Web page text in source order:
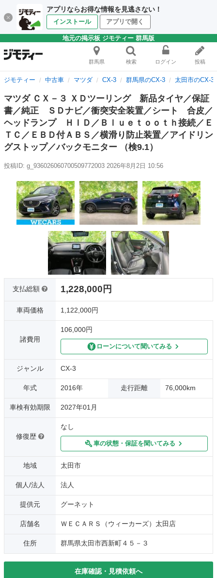
アプリならお得な情報を見逃さない！
インストール アプリで開く
地元の掲示板 ジモティー 群馬版
群馬県 検索 ログイン 投稿
ジモティー 中古車 マツダ CX-3 群馬県のCX-3 太田市のCX-3
マツダ ＣＸ－３ ＸＤツーリング 新品タイヤ／保証
書／純正 ＳＤナビ／衝突安全装置／シート 合皮／
ヘッドランプ ＨＩＤ／Ｂｌｕｅｔｏｏｔｈ接続／Ｅ
ＴＣ／ＥＢＤ付ＡＢＳ／横滑り防止装置／アイドリン
グストップ／バックモニター （検9.1）
投稿ID: g_936026060700509772003 2026年8月2日 10:56
支払総額 1,228,000円
車両価格 1,122,000円
諸費用
106,000円
ローンについて聞いてみる
ジャンル CX-3
年式 2016年 走行距離 76,000km
車検有効期限 2027年01月
修復歴
なし
車の状態・保証を聞いてみる
地域 太田市
個人/法人 法人
提供元 グーネット
店舗名 ＷＥＣＡＲＳ（ウィーカーズ）太田店
住所 群馬県太田市西新町４５－３
在庫確認・見積依頼へ